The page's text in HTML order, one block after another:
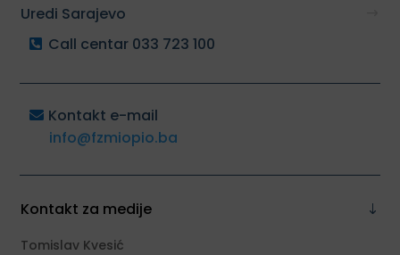
Uredi Sarajevo
Call centar 033 723 100
Kontakt e-mail
info@fzmiopio.ba
Kontakt za medije
Tomislav Kvesić